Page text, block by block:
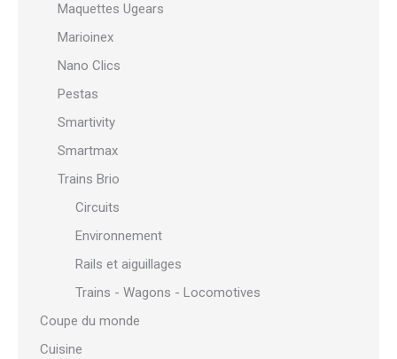
Maquettes Ugears
Marioinex
Nano Clics
Pestas
Smartivity
Smartmax
Trains Brio
Circuits
Environnement
Rails et aiguillages
Trains - Wagons - Locomotives
Coupe du monde
Cuisine